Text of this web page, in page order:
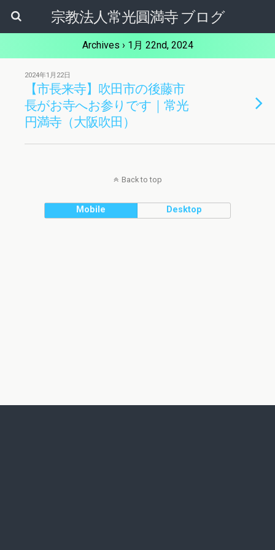
宗教法人常光圓満寺 ブログ
Archives › 1月 22nd, 2024
2024年1月22日
【市長来寺】吹田市の後藤市
長がお寺へお参りです｜常光
円満寺（大阪吹田）
Back to top
Mobile Desktop